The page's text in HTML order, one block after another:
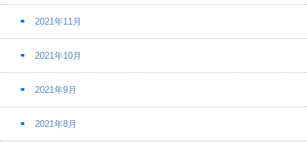
2021年11月
2021年10月
2021年9月
2021年8月